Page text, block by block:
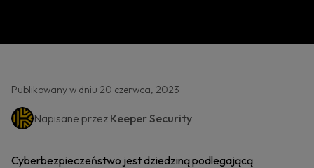
Publikowany w dniu 20 czerwca, 2023
Napisane przez Keeper Security
Cyberbezpieczeństwo jest dziedziną podlegającą